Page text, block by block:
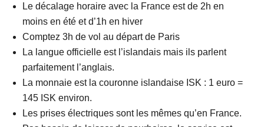
Le décalage horaire avec la France est de 2h en
moins en été et d’1h en hiver
Comptez 3h de vol au départ de Paris
La langue officielle est l’islandais mais ils parlent
parfaitement l’anglais.
La monnaie est la couronne islandaise ISK : 1 euro =
145 ISK environ.
Les prises électriques sont les mêmes qu’en France.